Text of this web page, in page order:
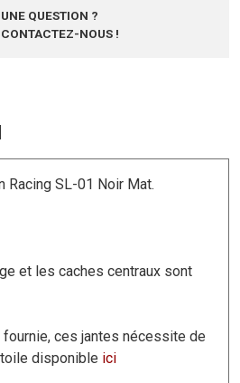
UNE QUESTION ?
CONTACTEZ-NOUS !
Racing SL-01 Noir Mat.
et les caches centraux sont
ces jantes nécessite de
disponible ici